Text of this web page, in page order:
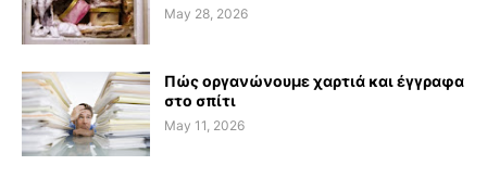
May 28, 2026
Πώς οργανώνουμε χαρτιά και έγγραφα
στο σπίτι
May 11, 2026